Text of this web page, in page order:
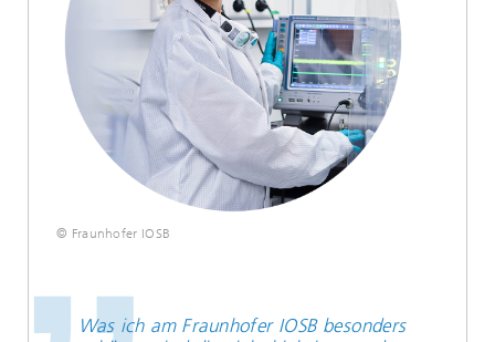
© Fraunhofer IOSB
Was ich am Fraunhofer IOSB besonders